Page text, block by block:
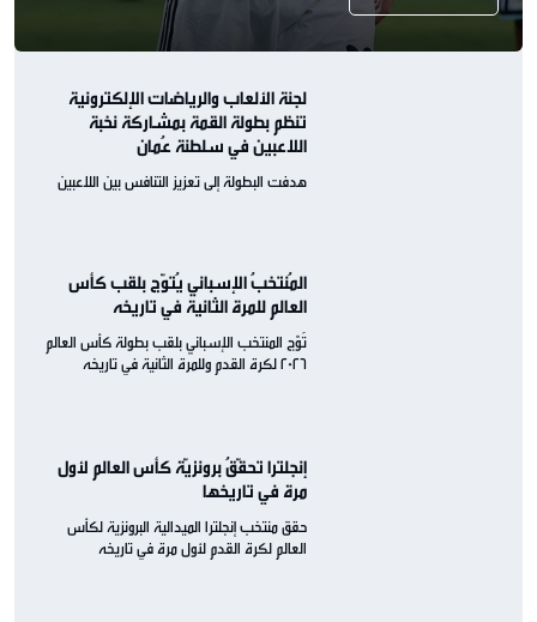
لجنة الألعاب والرياضات الإلكترونية
تنظم بطولة القمة بمشاركة نخبة
اللاعبين في سلطنة عُمان
هدفت البطولة إلى تعزيز التنافس بين اللاعبين
المُنتخبُ الإسباني يُتوّج بلقب كأس
العالم للمرة الثانية في تاريخه
تُوّج المنتخب الإسباني بلقب بطولة كأس العالم
2026 لكرة القدم وللمرة الثانية في تاريخه
إنجلترا تحقّقُ برونزيّة كأس العالم لأول
مرة في تاريخها
حقق منتخب إنجلترا الميدالية البرونزية لكأس
العالم لكرة القدم لأول مرة في تاريخه